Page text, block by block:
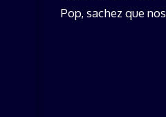
Pop, sachez que